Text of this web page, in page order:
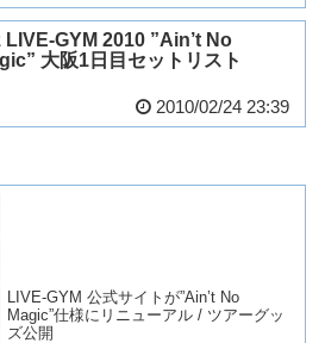
LIVE-GYM 2010 ”Ain’t No
大阪1日目セットリスト
2010/02/24 23:39
LIVE-GYM 公式サイトが”Ain’t No
Magic”仕様にリニューアル / ツアーグッ
ズ公開